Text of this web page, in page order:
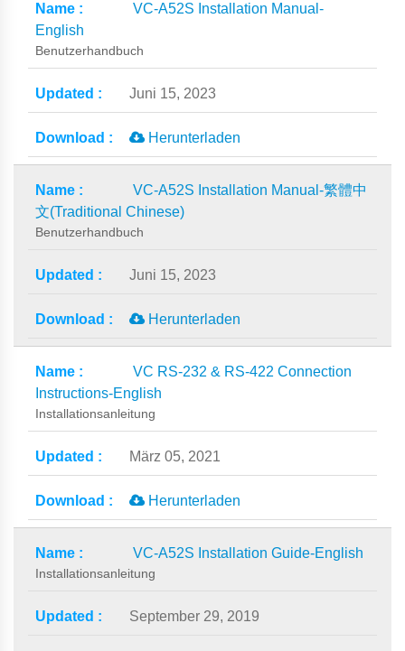
VC-A52S Installation Manual-
English
Benutzerhandbuch
Juni 15, 2023
Herunterladen
VC-A52S Installation Manual-繁體中
文(Traditional Chinese)
Benutzerhandbuch
Juni 15, 2023
Herunterladen
VC RS-232 & RS-422 Connection
Instructions-English
Installationsanleitung
März 05, 2021
Herunterladen
VC-A52S Installation Guide-English
Installationsanleitung
September 29, 2019